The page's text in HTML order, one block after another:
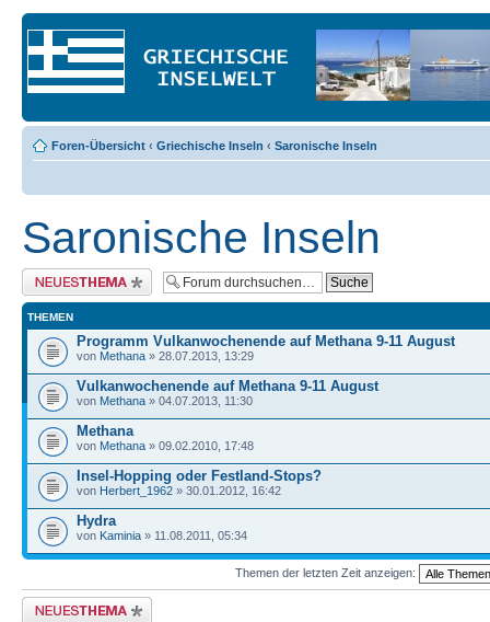
Foren-Übersicht ‹ Griechische Inseln ‹ Saronische Inseln
Saronische Inseln
Neues Thema erstellen
THEMEN
Programm Vulkanwochenende auf Methana 9-11 August
von Methana » 28.07.2013, 13:29
Vulkanwochenende auf Methana 9-11 August
von Methana » 04.07.2013, 11:30
Methana
von Methana » 09.02.2010, 17:48
Insel-Hopping oder Festland-Stops?
von Herbert_1962 » 30.01.2012, 16:42
Hydra
von Kaminia » 11.08.2011, 05:34
Themen der letzten Zeit anzeigen:
Neues Thema erstellen